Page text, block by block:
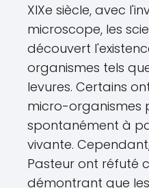
XIXe siècle, avec
microscope, les
découvert
organismes tels
levures. Certains
micro-organismes
spontanément à
vivante.
Pasteur ont réfuté
démontrant que